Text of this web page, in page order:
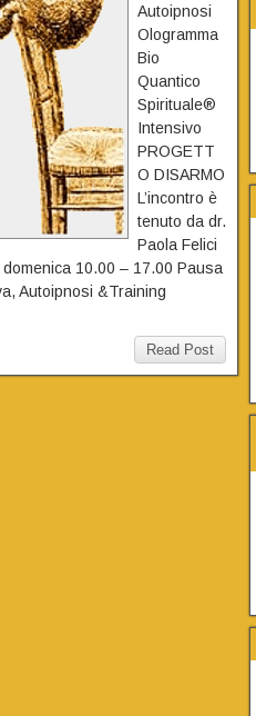
Autoipnosi
Ologramma
Bio
Quantico
Spirituale®
Intensivo
PROGETT
O DISARMO
L’incontro è
tenuto da dr.
Paola Felici
10.00 – 17.00 Pausa
Autoipnosi &Training
Read Post